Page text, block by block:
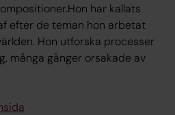
har kallats
efter de teman hon arbetat
Hon utforska processer
många gånger orsakade av